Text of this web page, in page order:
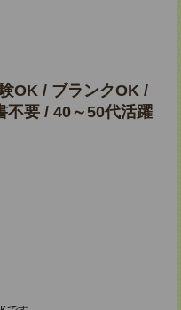
OK / ブランクOK /
不要 / 40～50代活躍